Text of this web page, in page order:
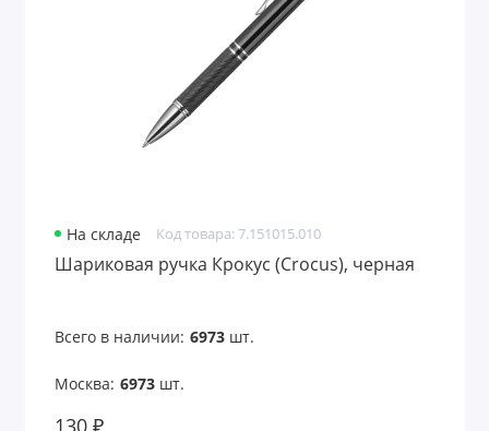
На складе Код товара: 7.151015.010
Шариковая ручка Крокус (Crocus), черная
Всего в наличии: 6973шт.
Москва: 6973шт.